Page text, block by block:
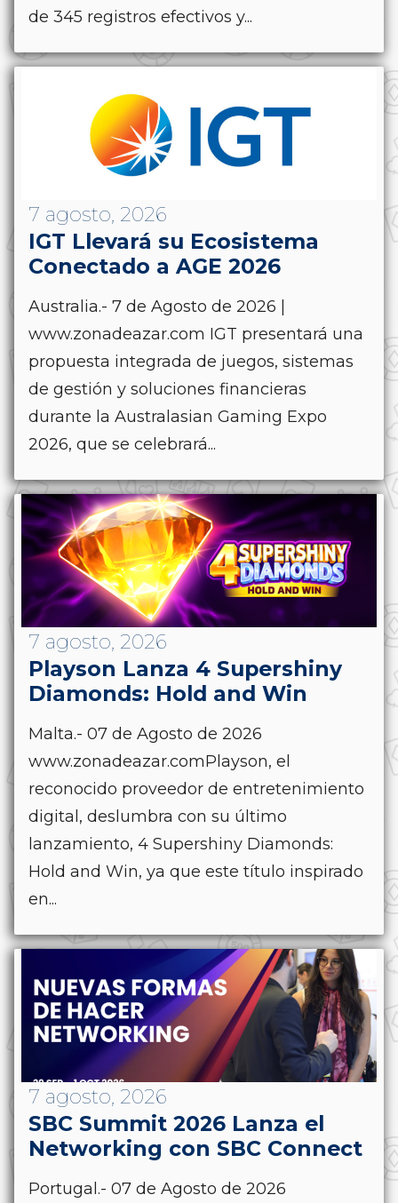
de 345 registros efectivos y...
7 agosto, 2026
IGT Llevará su Ecosistema
Conectado a AGE 2026
Australia.- 7 de Agosto de 2026 |
www.zonadeazar.com IGT presentará una
propuesta integrada de juegos, sistemas
de gestión y soluciones financieras
durante la Australasian Gaming Expo
2026, que se celebrará...
7 agosto, 2026
Playson Lanza 4 Supershiny
Diamonds: Hold and Win
Malta.- 07 de Agosto de 2026
www.zonadeazar.comPlayson, el
reconocido proveedor de entretenimiento
digital, deslumbra con su último
lanzamiento, 4 Supershiny Diamonds:
Hold and Win, ya que este título inspirado
en...
7 agosto, 2026
SBC Summit 2026 Lanza el
Networking con SBC Connect
Portugal.- 07 de Agosto de 2026